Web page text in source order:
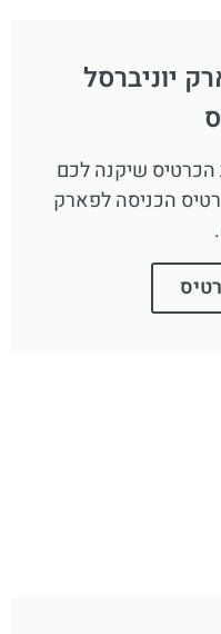
יוניברסל
שיקנה לכם
הכניסה לפארק